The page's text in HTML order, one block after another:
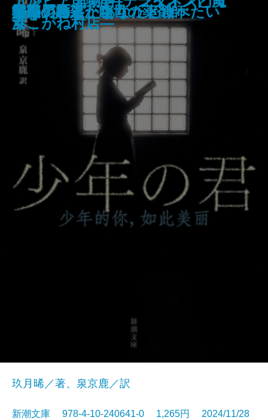
戦車兵の栄光─マチルダ単騎行─
殺されたので黒衣の悪女になって
復讐を誓います
紫姫の国〔上〕
紫姫の国〔下〕
工藤會事件
財布は踊る
晴れの日散歩
ます。 おかえりお母さん
話
─
少年の君
玖月晞／著、泉京鹿／訳
新潮文庫 978-4-10-240641-0 1,265円 2024/11/28
女
港こがね村店―
守り刀のうた
堕天の誘惑 幽世の薬剤師
熔果
邯鄲の島遥かなり〔下〕
救国ゲーム
もういちど、あなたと食べたい
ベージュ